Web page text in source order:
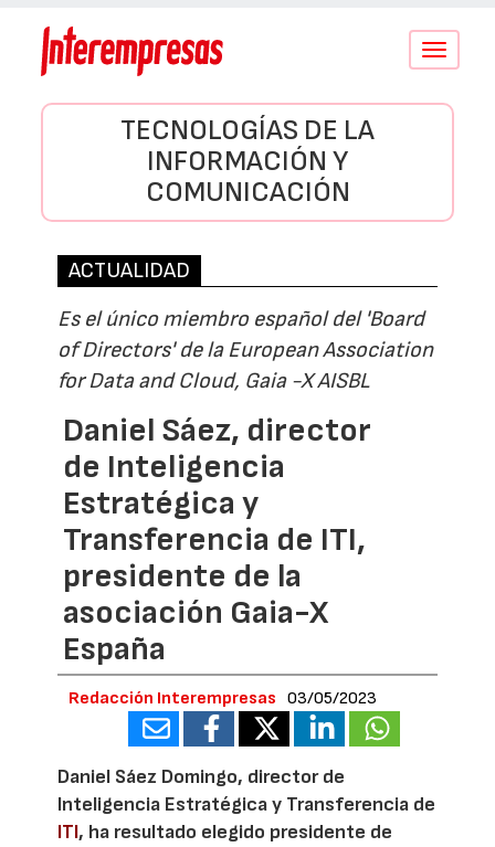
Conmutar
TECNOLOGÍAS DE LA
INFORMACIÓN Y
COMUNICACIÓN
ACTUALIDAD
Es el único miembro español del 'Board
of Directors' de la European Association
for Data and Cloud, Gaia -X AISBL
Daniel Sáez, director
de Inteligencia
Estratégica y
Transferencia de ITI,
presidente de la
asociación Gaia-X
España
Redacción Interempresas 03/05/2023
Daniel Sáez Domingo, director de
Inteligencia Estratégica y Transferencia de
ITI, ha resultado elegido presidente de